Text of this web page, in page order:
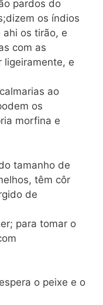
pardos do
os índios
ahi os tirão, e
com as
ligeiramente, e
ao
os
morfina e
tamanho de
têm côr
de
para tomar o
o peixe e o